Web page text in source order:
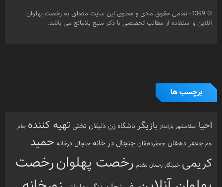
© 1399- تمامی حقوق مادی و معنوی این سایت متعلق به رخصت پهلوان
آنلاین و استفاده از مطالب تخصصی با ذکر منبع بلامانع می باشد.
برچسب ها
احیا اسلامشهر بارانداز بازیگرباشگاه زن ذلیلان تختی تهیه کننده جام
جم جعفر دهقان جعفردهقان جنجال در خانه جنجال درخانه حمید
کریمی خبرنگار رحمان مقدم رخصت پهلوانرخصت